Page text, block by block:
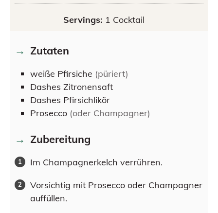
Servings: 1 Cocktail
Zutaten
weiße Pfirsiche (püriert)
Dashes Zitronensaft
Dashes Pfirsichlikör
Prosecco (oder Champagner)
Zubereitung
Im Champagnerkelch verrühren.
Vorsichtig mit Prosecco oder Champagner
auffüllen.